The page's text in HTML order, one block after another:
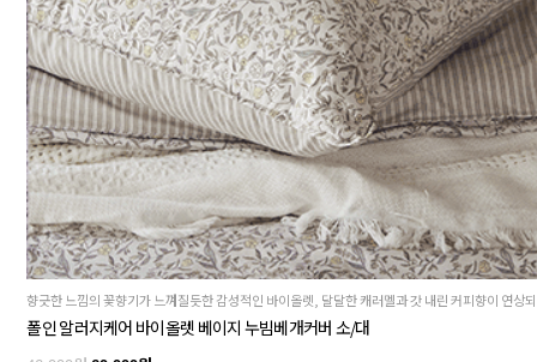
폴인 알러지케어 바이올렛 베이지 누빔베개커버 소/대